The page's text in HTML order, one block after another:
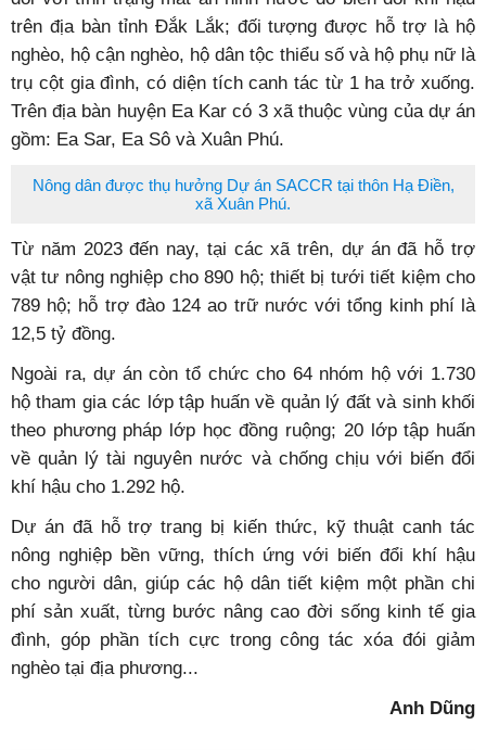
trên địa bàn tỉnh Đắk Lắk; đối tượng được hỗ trợ là hộ
nghèo, hộ cận nghèo, hộ dân tộc thiểu số và hộ phụ nữ là
trụ cột gia đình, có diện tích canh tác từ 1 ha trở xuống.
Trên địa bàn huyện Ea Kar có 3 xã thuộc vùng của dự án
gồm: Ea Sar, Ea Sô và Xuân Phú.
Nông dân được thụ hưởng Dự án SACCR tại thôn Hạ Điền,
xã Xuân Phú.
Từ năm 2023 đến nay, tại các xã trên, dự án đã hỗ trợ
vật tư nông nghiệp cho 890 hộ; thiết bị tưới tiết kiệm cho
789 hộ; hỗ trợ đào 124 ao trữ nước với tổng kinh phí là
12,5 tỷ đồng.
Ngoài ra, dự án còn tổ chức cho 64 nhóm hộ với 1.730
hộ tham gia các lớp tập huấn về quản lý đất và sinh khối
theo phương pháp lớp học đồng ruộng; 20 lớp tập huấn
về quản lý tài nguyên nước và chống chịu với biến đổi
khí hậu cho 1.292 hộ.
Dự án đã hỗ trợ trang bị kiến thức, kỹ thuật canh tác
nông nghiệp bền vững, thích ứng với biến đổi khí hậu
cho người dân, giúp các hộ dân tiết kiệm một phần chi
phí sản xuất, từng bước nâng cao đời sống kinh tế gia
đình, góp phần tích cực trong công tác xóa đói giảm
nghèo tại địa phương...
Anh Dũng